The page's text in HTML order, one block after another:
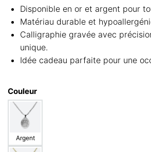
Disponible en or et argent pour
Matériau durable et
Calligraphie gravée avec
unique.
Idée cadeau parfaite pour une
Couleur
Argent